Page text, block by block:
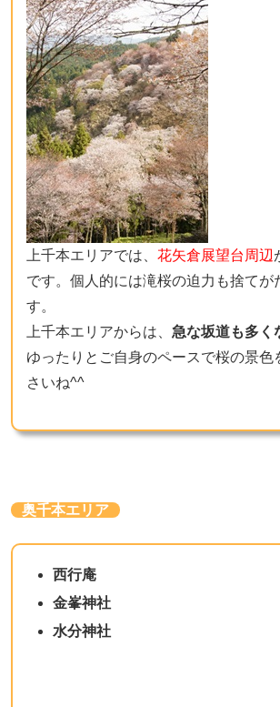
上千本エリアでは、 花矢倉展望台周辺
です。個人的には滝桜の迫力も捨てが
す。
上千本エリアからは、 急な坂道も多く
ゆったりとご自身のペースで桜の景色
さいね^^
奥千本エリア
西行庵
金峯神社
水分神社